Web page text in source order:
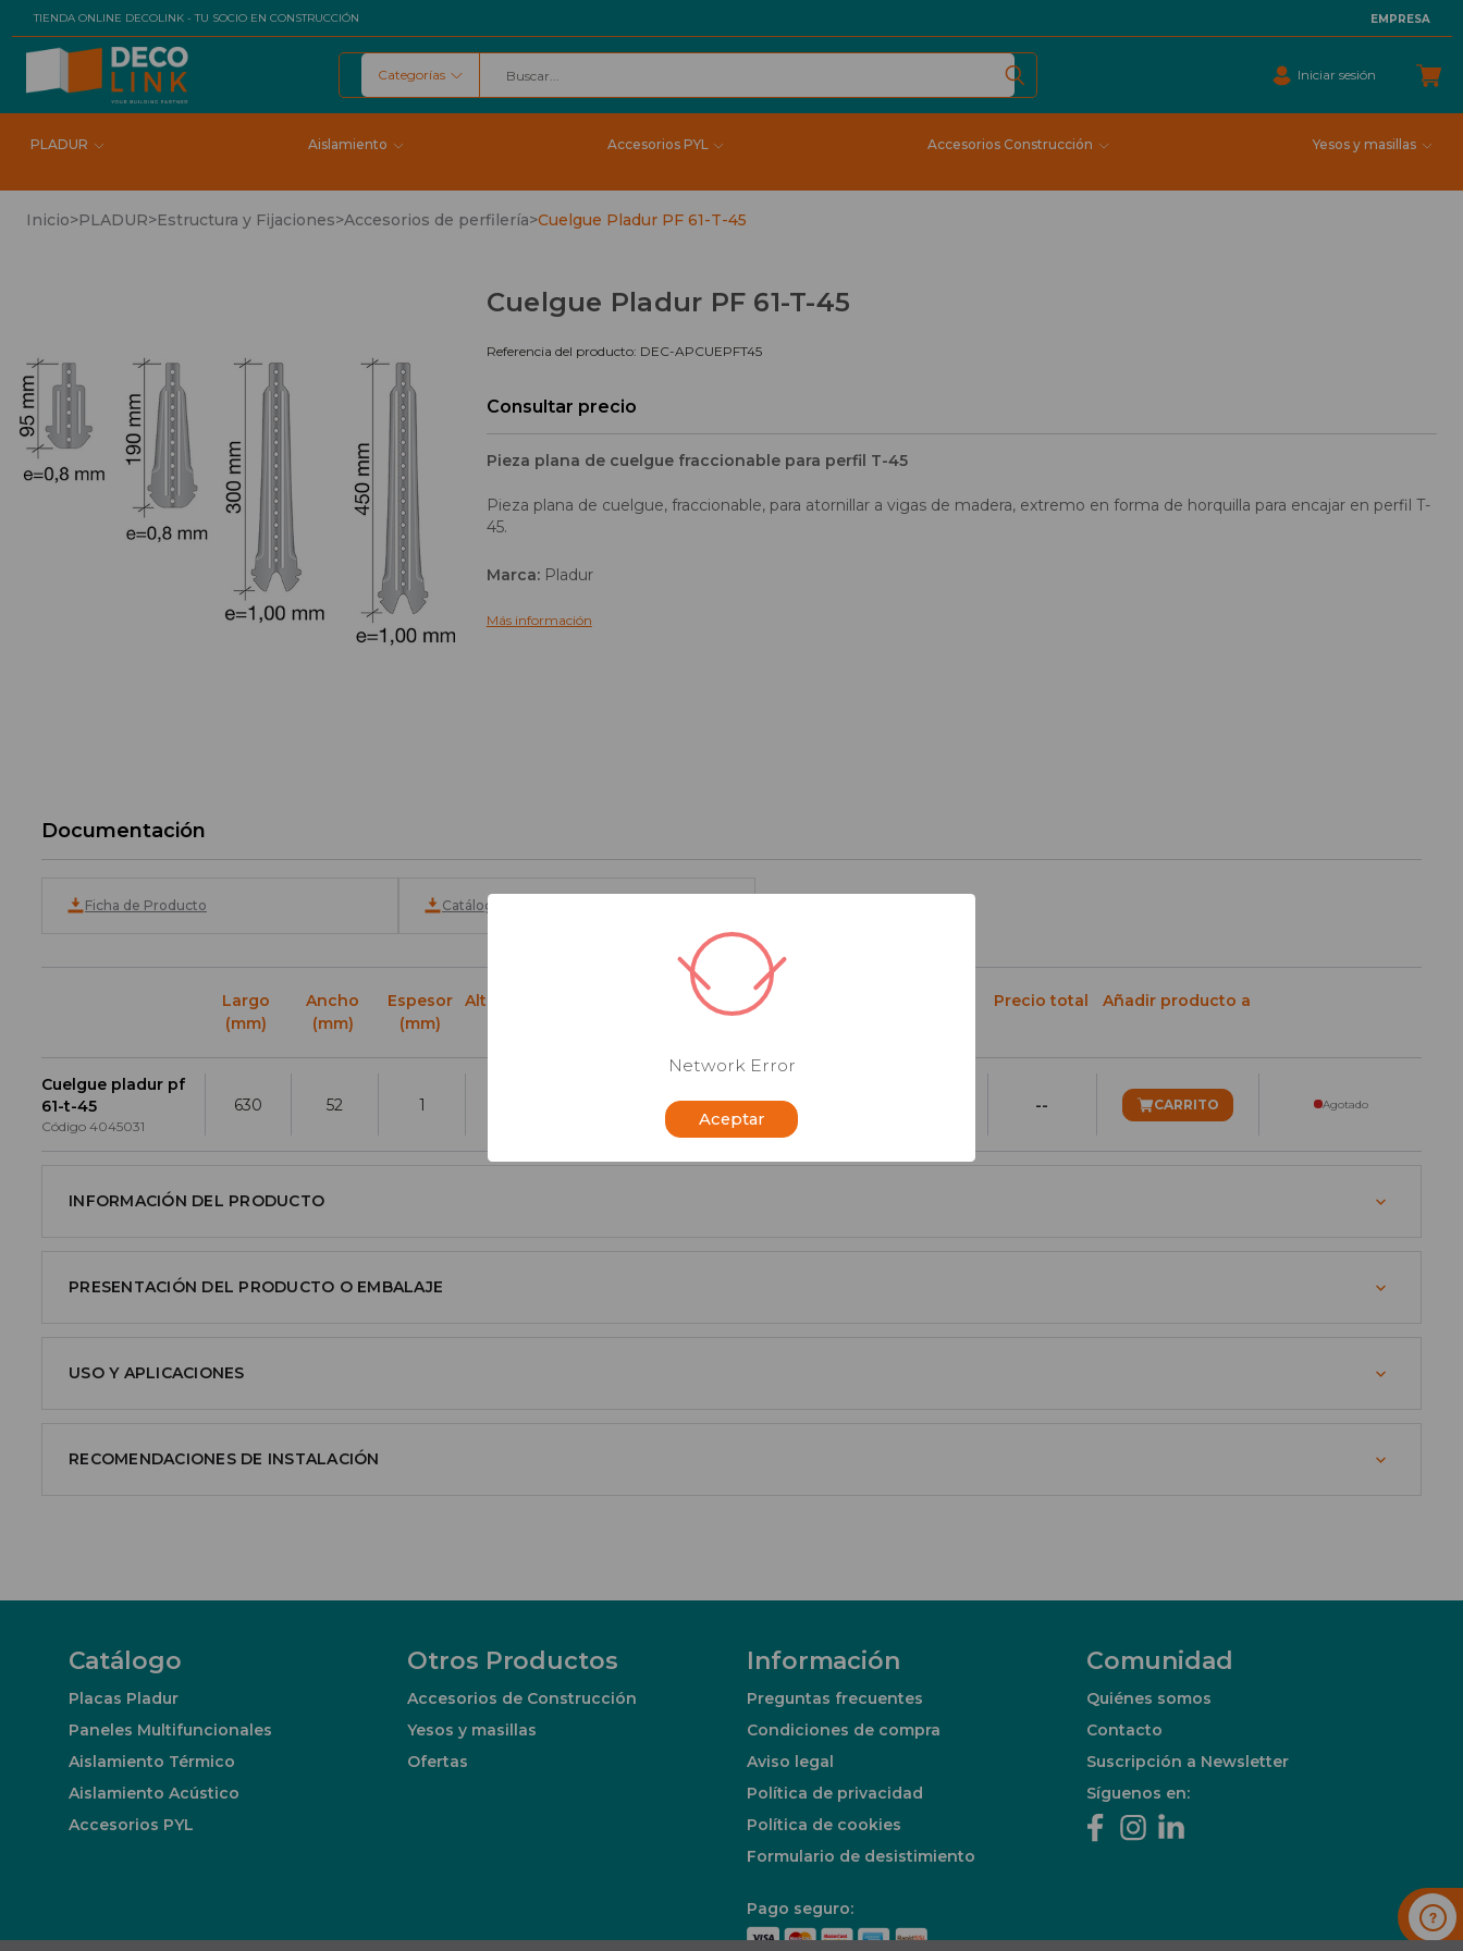
TIENDA ONLINE DECOLINK - TU SOCIO EN CONSTRUCCIÓN EMPRESA
Buscar
Categorías Iniciar sesión
PLADUR Aislamiento Accesorios PYL Accesorios Construcción Yesos y masillas
Inicio>PLADUR>Estructura y Fijaciones>Accesorios de perfilería>Cuelgue Pladur PF 61-T-45
Cuelgue Pladur PF 61-T-45
Referencia del producto: DEC-APCUEPFT45
Consultar precio
Pieza plana de cuelgue fraccionable para perfil T-45
Pieza plana de cuelgue, fraccionable, para atornillar a vigas de madera, extremo en forma de horquilla para encajar en perfil T-
45.
Marca:Pladur
Más información
Documentación
Ficha de Producto Catálogo de Productos
Largo
(mm)
Ancho
(mm)
Espesor
(mm)
Alto (mm) Cantidad Precio total Añadir producto a
Cuelgue pladur pf
61-t-45
Código 4045031
630 52 1 Consultar precio
-
-- CARRITO Agotado
INFORMACIÓN DEL PRODUCTO
PRESENTACIÓN DEL PRODUCTO O EMBALAJE
USO Y APLICACIONES
RECOMENDACIONES DE INSTALACIÓN
Catálogo
Placas Pladur
Paneles Multifuncionales
Aislamiento Térmico
Aislamiento Acústico
Accesorios PYL
Otros Productos
Accesorios de Construcción
Yesos y masillas
Ofertas
Información
Preguntas frecuentes
Condiciones de compra
Aviso legal
Política de privacidad
Política de cookies
Formulario de desistimiento
Pago seguro:
Comunidad
Quiénes somos
Contacto
Suscripción a Newsletter
Síguenos en:
Network Error
Aceptar